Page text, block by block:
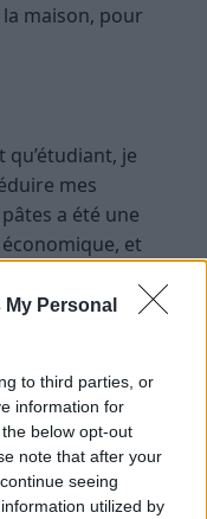
Personal
to third parties, or
information for
below opt-out
note that after your
seeing
utilized by
la maison, pour
qu’étudiant, je
mes
a été une
et
geste pour la
pour ma
très importante
des pâtes par
de
mieux leur